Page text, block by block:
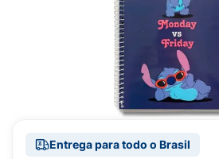
Entrega para todo o Brasil